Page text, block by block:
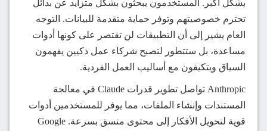
بشكل أكبر. المستخدمون يبحثون بشكل متزايد عن بدائل
تحترم خصوصيتهم وتوفر حماية متقدمة للبيانات. التوجه
العام يشير إلى أن التطبيقات لن تقتصر على كونها أدوات
مساعدة، بل ستتطور لتصبح شركاء عمل ذكيين يفهمون
السياق ويتكيفون مع أساليب العمل الفردية.
Anthropic تواصل تطوير قدرات Claude في معالجة
المستندات وإنشاء الملفات، مما يوفر للمستخدمين أدوات
قوية لتحويل الأفكار إلى محتوى منسق بسرعة. Google